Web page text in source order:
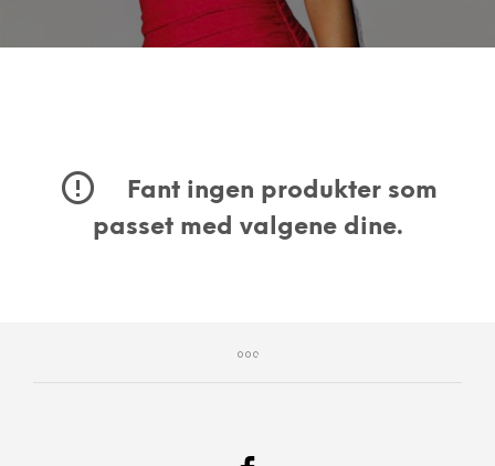
Fant ingen produkter som
passet med valgene dine.